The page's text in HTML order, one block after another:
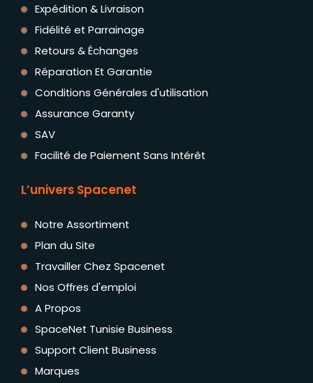
Expédition & Livraison
Fidélité et Parrainage
Retours & Échanges
Réparation Et Garantie
Conditions Générales d'utilisation
Assurance Garanty
SAV
Facilité de Paiement Sans Intérêt
L’univers Spacenet
Notre Assortiment
Plan du Site
Travailler Chez Spacenet
Nos Offres d'emploi
A Propos
SpaceNet Tunisie Business
Support Client Business
Marques